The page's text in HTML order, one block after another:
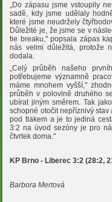
„Do zápasu jsme vstoupily
sadě, kdy jsme udělaly
které jsme neudržely
Důležité je, že jsme se v
tie breaku," popsala zápas
nás velmi důležitá, protože
dodala.
„Celý průběh našeho
potřebujeme významně
máme mnohem vyšší,"
průběh v polovině druhého
ubírat jiným směrem. Tak
schopné otočit nepříznivý
pod tlakem a je to jediná
3:2 na úvod sezóny je pro
čtvrtek doma."
KP Brno - Liberec 3:2 (28:2,
Barbora Mertová